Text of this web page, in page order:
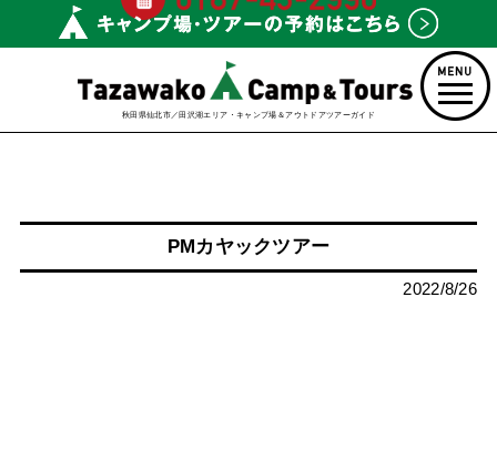
秋田県仙北市／田沢湖エリア・キャンプ場＆アウトドアツアーガイド
PMカヤックツアー
2022/8/26